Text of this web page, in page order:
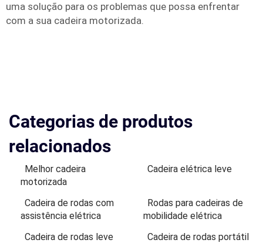
uma solução para os problemas que possa enfrentar
com a sua cadeira motorizada.
Categorias de produtos
relacionados
Melhor cadeira
motorizada
Cadeira elétrica leve
Cadeira de rodas com
assistência elétrica
Rodas para cadeiras de
mobilidade elétrica
Cadeira de rodas leve
Cadeira de rodas portátil